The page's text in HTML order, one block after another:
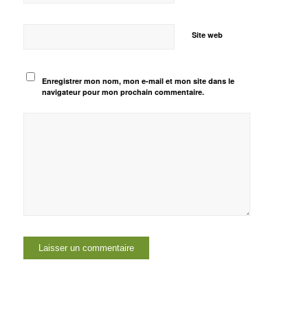
Site web
Enregistrer mon nom, mon e-mail et mon site dans le
navigateur pour mon prochain commentaire.